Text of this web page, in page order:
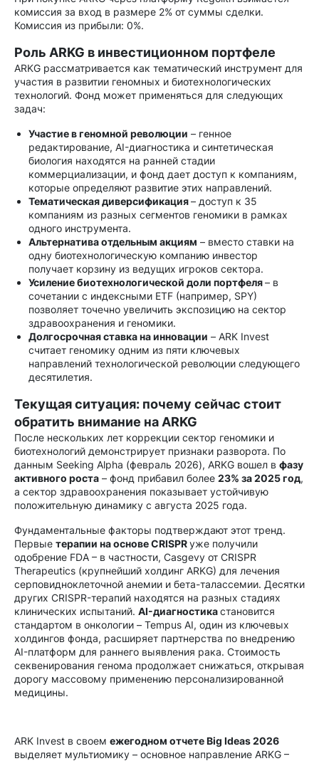
комиссия за вход в размере 2% от суммы сделки.
Комиссия из прибыли: 0%.
Роль ARKG в инвестиционном портфеле
ARKG рассматривается как тематический инструмент для
участия в развитии геномных и биотехнологических
технологий. Фонд может применяться для следующих
задач:
Участие в геномной революции – генное
редактирование, AI-диагностика и синтетическая
биология находятся на ранней стадии
коммерциализации, и фонд дает доступ к компаниям,
которые определяют развитие этих направлений.
Тематическая диверсификация– доступ к 35
компаниям из разных сегментов геномики в рамках
одного инструмента.
Альтернатива отдельным акциям – вместо ставки на
одну биотехнологическую компанию инвестор
получает корзину из ведущих игроков сектора.
Усиление биотехнологической доли портфеля– в
сочетании с индексными ETF (например, SPY)
позволяет точечно увеличить экспозицию на сектор
здравоохранения и геномики.
Долгосрочная ставка на инновации – ARK Invest
считает геномику одним из пяти ключевых
направлений технологической революции следующего
десятилетия.
Текущая ситуация: почему сейчас стоит
обратить внимание на ARKG
После нескольких лет коррекции сектор геномики и
биотехнологий демонстрирует признаки разворота. По
данным Seeking Alpha (февраль 2026), ARKG вошел в фазу
активного роста – фонд прибавил более 23% за 2025 год,
а сектор здравоохранения показывает устойчивую
положительную динамику с августа 2025 года.
Фундаментальные факторы подтверждают этот тренд.
Первые терапии на основе CRISPRуже получили
одобрение FDA – в частности, Casgevy от CRISPR
Therapeutics (крупнейший холдинг ARKG) для лечения
серповидноклеточной анемии и бета-талассемии. Десятки
других CRISPR-терапий находятся на разных стадиях
клинических испытаний. AI-диагностикастановится
стандартом в онкологии – Tempus AI, один из ключевых
холдингов фонда, расширяет партнерства по внедрению
AI-платформ для раннего выявления рака. Стоимость
секвенирования генома продолжает снижаться, открывая
дорогу массовому применению персонализированной
медицины.
ARK Invest в своем ежегодном отчете Big Ideas 2026
выделяет мультиомику – основное направление ARKG –